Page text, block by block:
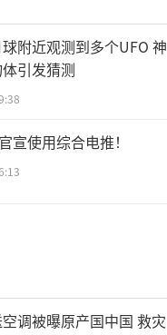
附近观测到多个UFO 神
引发猜测
宣使用综合电推！
调被曝原产国中国 救灾